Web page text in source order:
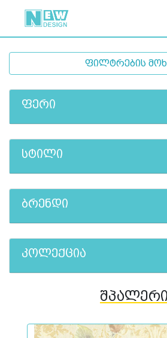
ფილტრების
ფერი
სტილი
ბრენდი
კოლექცია